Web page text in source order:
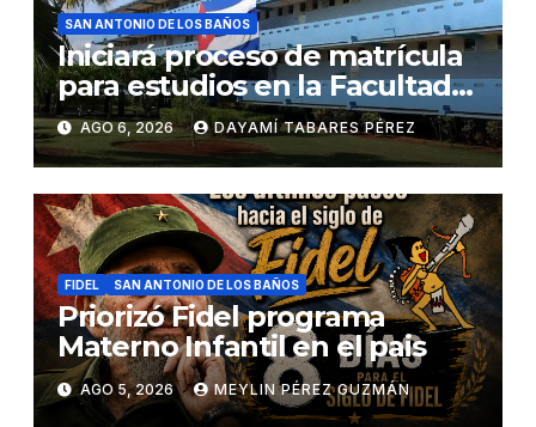
SAN ANTONIO DE LOS BAÑOS
Iniciará proceso de matrícula
para estudios en la Facultad
de Ciencias Médicas
AGO 6, 2026 DAYAMÍ TABARES PÉREZ
FIDEL SAN ANTONIO DE LOS BAÑOS
Priorizó Fidel programa
Materno Infantil en el pais
AGO 5, 2026 MEYLIN PÉREZ GUZMÁN